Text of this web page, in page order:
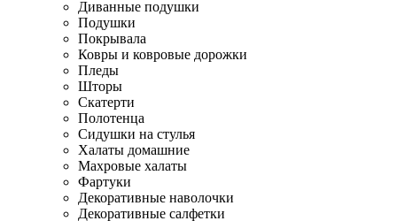
Диванные подушки
Подушки
Покрывала
Ковры и ковровые дорожки
Пледы
Шторы
Скатерти
Полотенца
Сидушки на стулья
Халаты домашние
Махровые халаты
Фартуки
Декоративные наволочки
Декоративные салфетки